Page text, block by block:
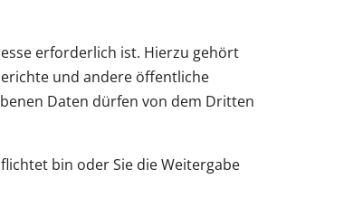
erforderlich ist. Hierzu gehört
und andere öffentliche
Daten dürfen von dem Dritten
bin oder Sie die Weitergabe